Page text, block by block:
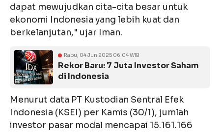
dapat mewujudkan cita-cita besar untuk
ekonomi Indonesia yang lebih kuat dan
berkelanjutan," ujar Iman.
Rabu, 04 Jun 2025 06:04 WIB
Rekor Baru: 7 Juta Investor Saham
di Indonesia
Menurut data PT Kustodian Sentral Efek
Indonesia (KSEI) per Kamis (30/1), jumlah
investor pasar modal mencapai 15.161.166